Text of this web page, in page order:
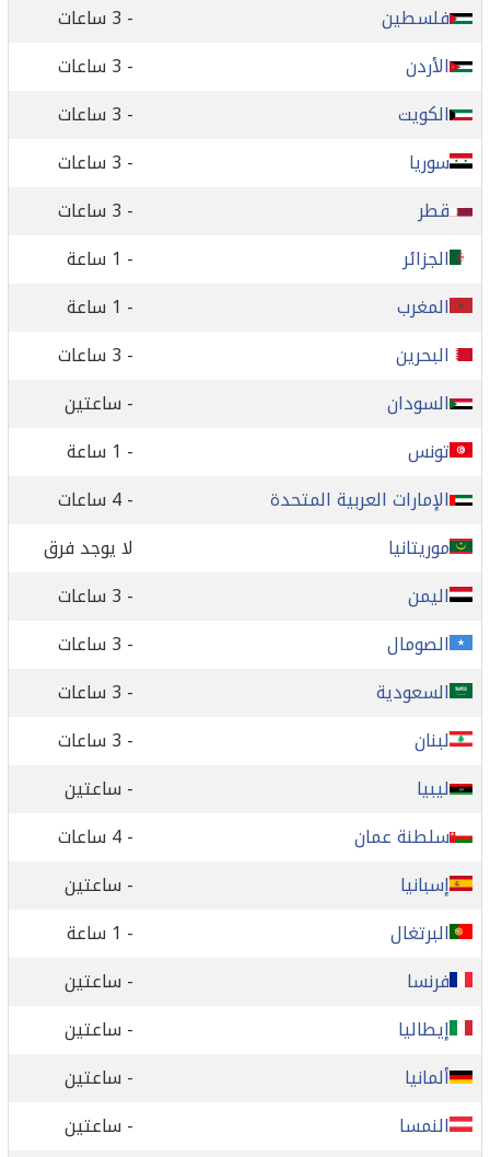
فلسطين
- 3 ساعات
الأردن
- 3 ساعات
الكويت
- 3 ساعات
سوريا
- 3 ساعات
قطر
- 3 ساعات
الجزائر
- 1 ساعة
المغرب
- 1 ساعة
البحرين
- 3 ساعات
السودان
- ساعتين
تونس
- 1 ساعة
الإمارات العربية المتحدة
- 4 ساعات
موريتانيا
لا يوجد فرق
اليمن
- 3 ساعات
الصومال
- 3 ساعات
السعودية
- 3 ساعات
لبنان
- 3 ساعات
ليبيا
- ساعتين
سلطنة عمان
- 4 ساعات
إسبانيا
- ساعتين
البرتغال
- 1 ساعة
فرنسا
- ساعتين
إيطاليا
- ساعتين
ألمانيا
- ساعتين
النمسا
- ساعتين